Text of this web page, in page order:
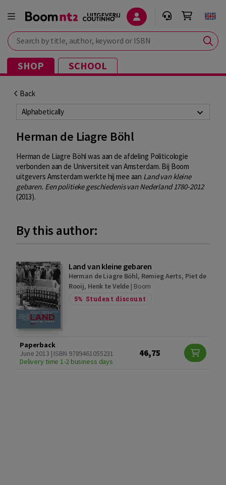
Search by title, author, keyword or ISBN
SHOP SCHOOL
Back
Alphabetically
Herman de Liagre Böhl
Herman de Liagre Böhl was aan de afdeling Politicologie
verbonden aan de Universiteit van Amsterdam. Bij Boom
uitgevers Amsterdam werkte hij mee aan Land van kleine
gebaren. Een politieke geschiedenis van Nederland 1780-2012
(2013).
By this author:
Land van kleine gebaren
Herman de Liagre Böhl, Remieg Aerts, Piet de
Rooij, Henk te Velde | Boom
5% Student discount
Paperback
June 2013 | ISBN 9789461055231
Delivery time 1-2 business days
46,75